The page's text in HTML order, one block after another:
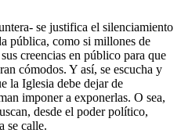
se justifica el silenciamiento
pública, como si millones de
creencias en público para que
cómodos. Y así, se escucha y
la Iglesia debe dejar de
imponer a exponerlas. O sea,
desde el poder político,
se calle.